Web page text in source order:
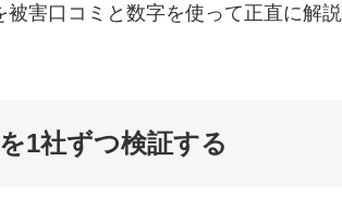
害口コミと数字を使って正直に解説
1社ずつ検証する